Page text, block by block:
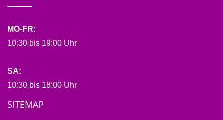
MO-FR:
10:30 bis 19:00 Uhr
SA:
10:30 bis 18:00 Uhr
SITEMAP